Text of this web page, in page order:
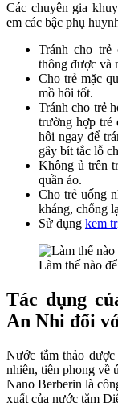
Các chuyên gia
em các bậc phụ
Tránh cho
thông được và
Cho trẻ mặc
mồ hôi tốt.
Tránh cho trẻ
trường hợp trẻ
hôi ngay để
gây bít tắc lỗ
Không ủ trên
quần áo.
Cho trẻ uống
kháng, chống
Sử dụng kem
Làm thế nào
Tác dụng
An Nhi đối
Nước tắm thảo
nhiên, tiên phong về
Nano Berberin là
xuất của nước tắm